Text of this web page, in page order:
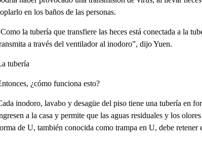
en los baños de las personas.
la tubería que transfiere las heces está conectada a la
a través del ventilador al inodoro”, dijo Yuen.
tubería
¿cómo funciona esto?
inodoro, lavabo y desagüe del piso tiene una tubería en
a la casa y permite que las aguas residuales y los
de U, también conocida como trampa en U, debe retener